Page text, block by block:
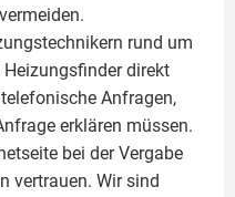
rund um
direkt
Anfragen,
erklären müssen.
bei der Vergabe
vertrauen. Wir sind